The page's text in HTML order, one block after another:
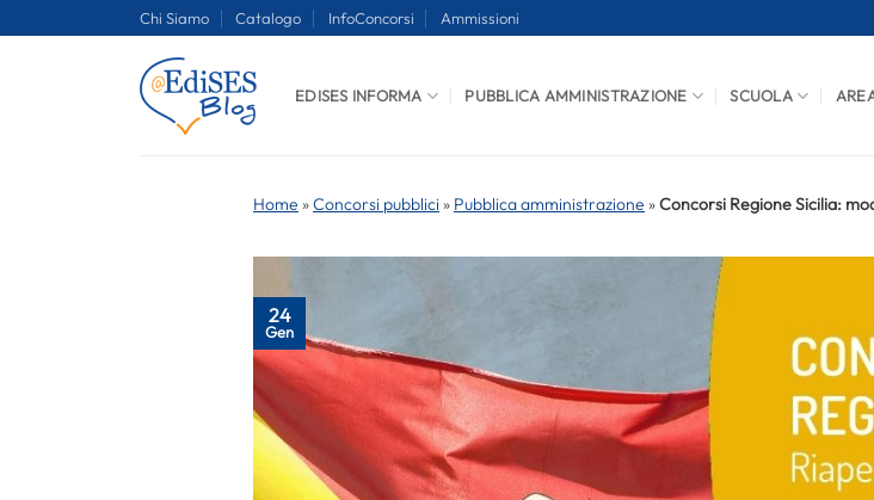
Chi Siamo Catalogo InfoConcorsi Ammissioni
EDISES INFORMA PUBBLICA AMMINISTRAZIONE SCUOLA
Home »Concorsi pubblici » Pubblica amministrazione »Concorsi Regione Sicilia:
24
Gen